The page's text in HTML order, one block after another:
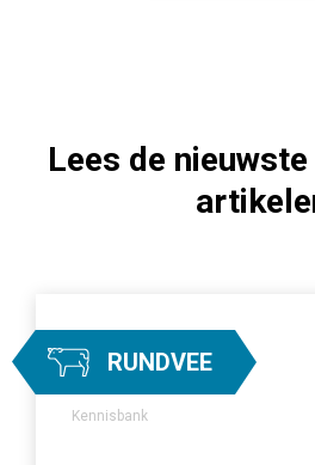
Lees de
RUNDVEE
Kennisbank